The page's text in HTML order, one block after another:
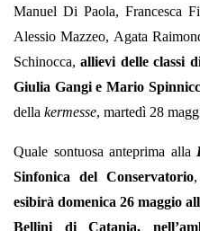
Manuel Di Paola, Francesca
Alessio Mazzeo, Agata
Schinocca,allievi delle classi
Giulia Gangi e Mario
della kermesse, martedì 28
Quale sontuosa anteprima alla
Sinfonica del Conservatorio
esibirà domenica 26 maggio
Bellini di Catania,